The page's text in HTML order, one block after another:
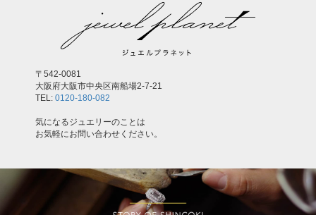
〒542-0081
大阪府大阪市中央区南船場2-7-21
TEL: 0120-180-082
気になるジュエリーのことは
お気軽にお問い合わせください。